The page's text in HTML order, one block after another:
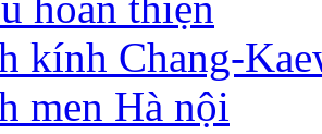
kính Chang-
men Hà nội